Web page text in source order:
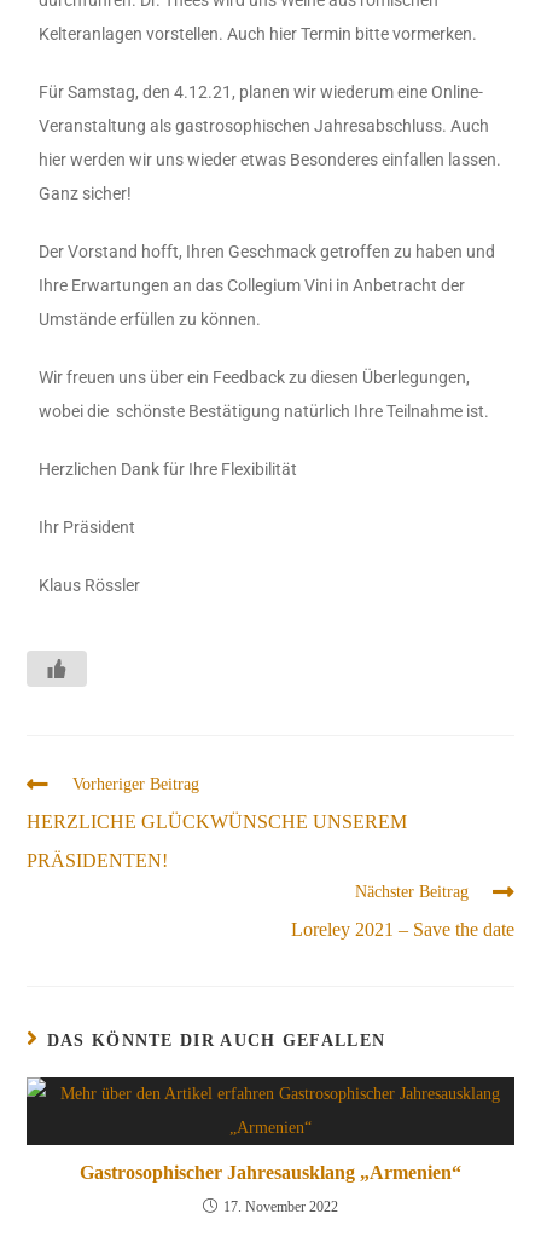
Kelteranlagen vorstellen. Auch hier Termin bitte vormerken.
Für Samstag, den 4.12.21, planen wir wiederum eine Online-
Veranstaltung als gastrosophischen Jahresabschluss. Auch
hier werden wir uns wieder etwas Besonderes einfallen lassen.
Ganz sicher!
Der Vorstand hofft, Ihren Geschmack getroffen zu haben und
Ihre Erwartungen an das Collegium Vini in Anbetracht der
Umstände erfüllen zu können.
Wir freuen uns über ein Feedback zu diesen Überlegungen,
wobei die schönste Bestätigung natürlich Ihre Teilnahme ist.
Herzlichen Dank für Ihre Flexibilität
Ihr Präsident
Klaus Rössler
Vorheriger Beitrag
HERZLICHE GLÜCKWÜNSCHE UNSEREM
PRÄSIDENTEN!
Nächster Beitrag
Loreley 2021 – Save the date
DAS KÖNNTE DIR AUCH GEFALLEN
Gastrosophischer Jahresausklang „Armenien“
17. November 2022